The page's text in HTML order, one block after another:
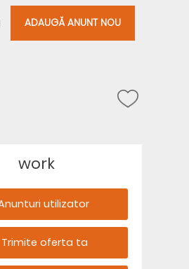
ADAUGĂ ANUNT NOU
work
utilizator
Trimite oferta ta